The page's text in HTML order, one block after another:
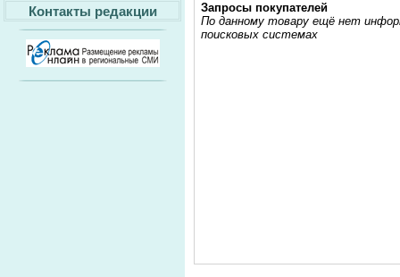
Контакты редакции
Запросы покупателей
По данному товару ещё нет
поисковых системах